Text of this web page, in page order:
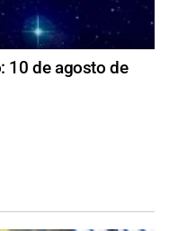
10 de agosto de